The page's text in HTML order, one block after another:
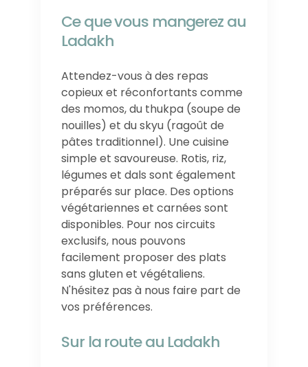
Ce que vous mangerez au
Ladakh
Attendez-vous à des repas
copieux et réconfortants comme
des momos, du thukpa (soupe de
nouilles) et du skyu (ragoût de
pâtes traditionnel). Une cuisine
simple et savoureuse. Rotis, riz,
légumes et dals sont également
préparés sur place. Des options
végétariennes et carnées sont
disponibles. Pour nos circuits
exclusifs, nous pouvons
facilement proposer des plats
sans gluten et végétaliens.
N'hésitez pas à nous faire part de
vos préférences.
Sur la route au Ladakh